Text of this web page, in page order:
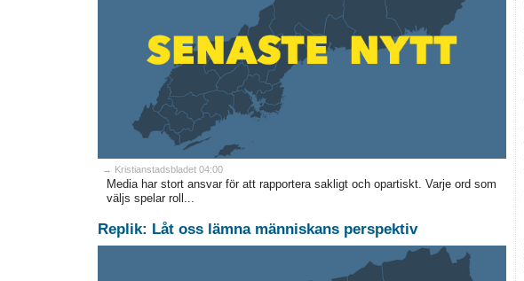
→ Kristianstadsbladet 04:00
Media har stort ansvar för att rapportera sakligt och opartiskt. Varje ord som
väljs spelar roll...
Replik: Låt oss lämna människans perspektiv